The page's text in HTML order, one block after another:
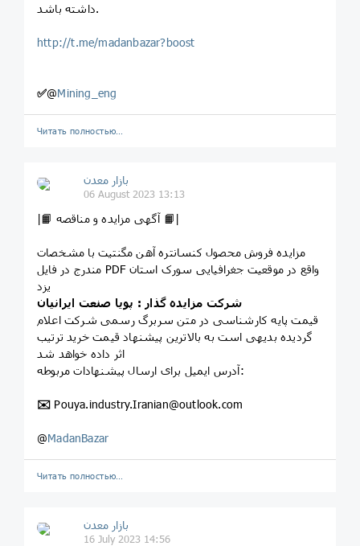
داشته باشد.
http://t.me/madanbazar?boost
✅@Mining_eng
Читать полностью…
بازار معدن
06 August 2023 13:13
|📙 ﺁﮔﻬﯽ مزایده و مناقصه 📙|
مزایده فروش محصول کنسانتره آهن مگنتیت با مشخصات
مندرج در فایل PDF واقع در موقعیت جغرافیایی سورک استان
یزد
شرکت مزایده گذار : پویا صنعت ایرانیان
قیمت پایه کارشناسی در متن سربرگ رسمی شرکت اعلام
گردیده بدیهی است به بالاترین پیشنهاد قیمت خرید ترتیب
اثر داده خواهد شد
آدرس ایمیل برای ارسال پیشنهادات مربوطه:
✉️ Pouya.industry.Iranian@outlook.com
@MadanBazar
Читать полностью…
بازار معدن
16 July 2023 14:56